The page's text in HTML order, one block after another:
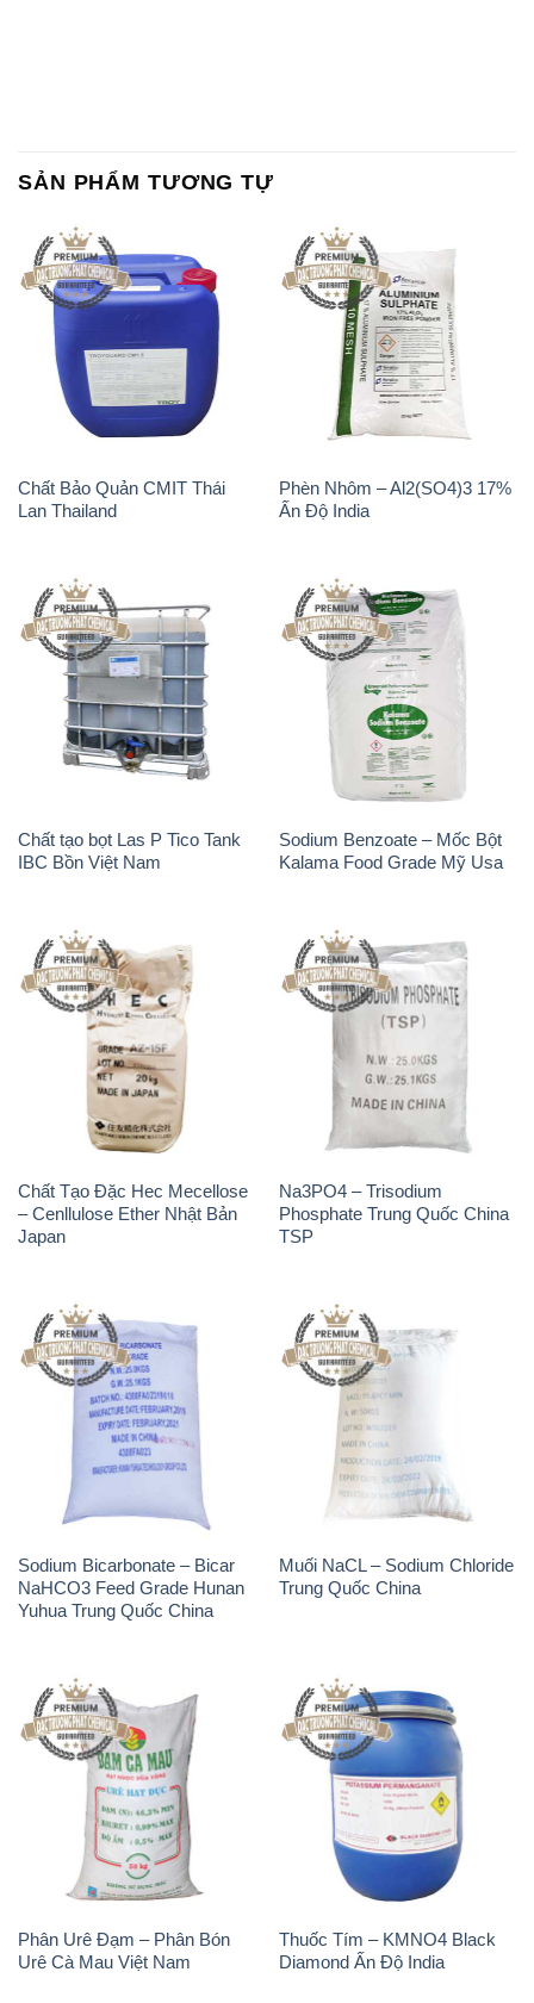
Chất Bảo Quản CMIT Thái
Lan Thailand
Phèn Nhôm – Al2(SO4)3 17%
Ấn Độ India
Chất tạo bọt Las P Tico Tank
IBC Bồn Việt Nam
Sodium Benzoate – Mốc Bột
Kalama Food Grade Mỹ Usa
Chất Tạo Đặc Hec Mecellose
– Cenllulose Ether Nhật Bản
Phosphate Trung Quốc China
Sodium Bicarbonate – Bicar
NaHCO3 Feed Grade Hunan
Yuhua Trung Quốc China
Muối NaCL – Sodium Chloride
Trung Quốc China
Phân Urê Đạm – Phân Bón
Urê Cà Mau Việt Nam
Thuốc Tím – KMNO4 Black
Diamond Ấn Độ India